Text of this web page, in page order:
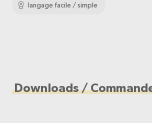
langage facile / simple
Downloads /